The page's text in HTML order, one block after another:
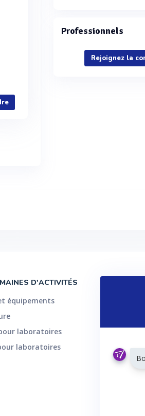
Professionnels
Rejoignez la
D'ACTIVITÉS
équipements
laboratoires
laboratoires